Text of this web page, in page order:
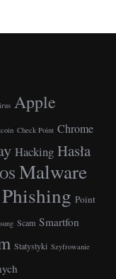
Apple
Check Point Chrome
Hacking Hasła
Malware
Phishing Point
Scam Smartfon
Statystyki Szyfrowanie